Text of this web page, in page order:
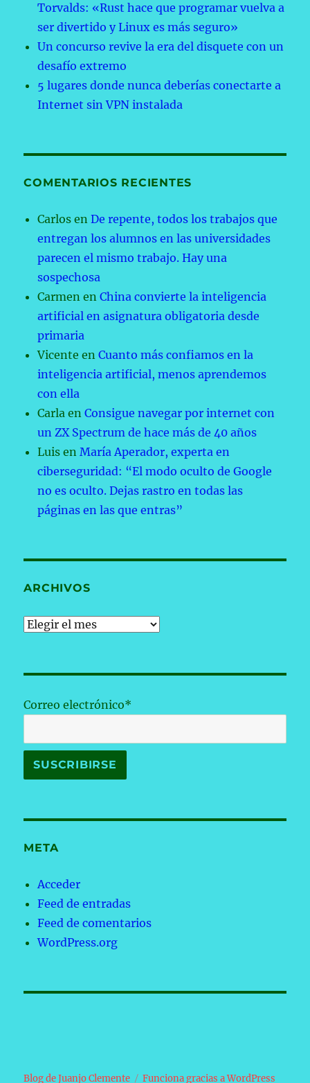
Torvalds: «Rust hace que programar vuelva a
ser divertido y Linux es más seguro»
Un concurso revive la era del disquete con un
desafío extremo
5 lugares donde nunca deberías conectarte a
Internet sin VPN instalada
COMENTARIOS RECIENTES
Carlos enDe repente, todos los trabajos que
entregan los alumnos en las universidades
parecen el mismo trabajo. Hay una
sospechosa
Carmen enChina convierte la inteligencia
artificial en asignatura obligatoria desde
primaria
Vicente enCuanto más confiamos en la
inteligencia artificial, menos aprendemos
con ella
Carla enConsigue navegar por internet con
un ZX Spectrum de hace más de 40 años
Luis enMaría Aperador, experta en
ciberseguridad: “El modo oculto de Google
no es oculto. Dejas rastro en todas las
páginas en las que entras”
ARCHIVOS
Archivos
Correo electrónico*
META
Acceder
Feed de entradas
Feed de comentarios
WordPress.org
Blog de Juanjo Clemente Funciona gracias a WordPress